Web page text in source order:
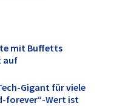
mit Buffetts
auf
Gigant für viele
forever“-Wert ist